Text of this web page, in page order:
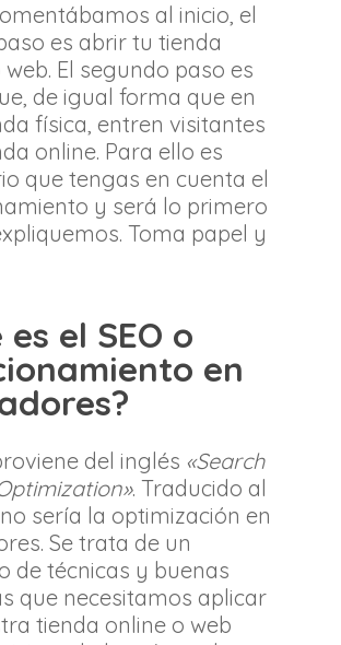
al inicio, el
es abrir tu tienda
El segundo paso es
de igual forma que en
física, entren visitantes
online. Para ello es
que tengas en cuenta el
y será lo primero
Toma papel y
es el SEO o
en
del inglés «Search
. Traducido al
sería la optimización en
Se trata de un
de técnicas y buenas
que necesitamos aplicar
tienda online o web